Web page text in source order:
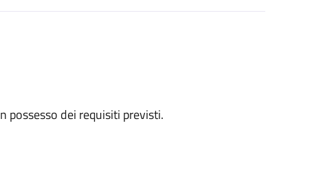
possesso dei requisiti previsti.